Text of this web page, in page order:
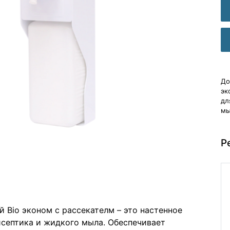
эконом с рассекателм – это настенное
и жидкого мыла. Обеспечивает